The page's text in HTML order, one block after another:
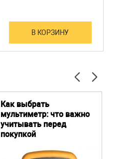
В КОРЗИНУ
Как выбрать
мультиметр: что важно
учитывать перед
покупкой